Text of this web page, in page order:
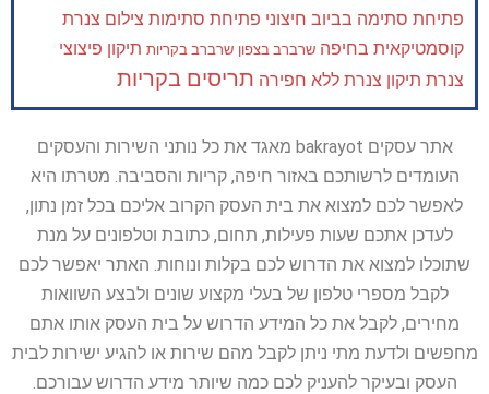
פתיחת סתימה בביוב חיצוני פתיחת סתימות צילום צנרת
קוסמטיקאית בחיפה שרברב בצפון שרברב בקריות תיקון פיצוצי
צנרת תיקון צנרת ללא חפירה תריסים בקריות
אתר עסקים bakrayot מאגד את כל נותני השירות והעסקים
העומדים לרשותכם באזור חיפה, קריות והסביבה. מטרתו היא
לאפשר לכם למצוא את בית העסק הקרוב אליכם בכל זמן נתון,
לעדכן אתכם שעות פעילות, תחום, כתובת וטלפונים על מנת
שתוכלו למצוא את הדרוש לכם בקלות ונוחות. האתר יאפשר לכם
לקבל מספרי טלפון של בעלי מקצוע שונים ולבצע השוואות
מחירים, לקבל את כל המידע הדרוש על בית העסק אותו אתם
מחפשים ולדעת מתי ניתן לקבל מהם שירות או להגיע ישירות לבית
העסק ובעיקר להעניק לכם כמה שיותר מידע הדרוש עבורכם.